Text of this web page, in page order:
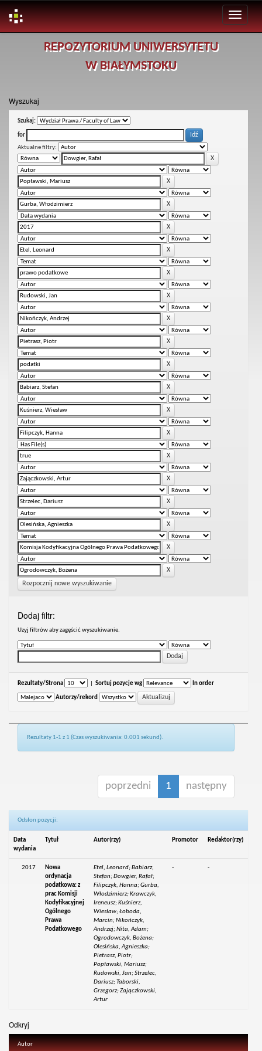
REPOZYTORIUM UNIWERSYTETU
W BIAŁYMSTOKU
Wyszukaj
Szukaj:
for
Aktualne filtry:
Rozpocznij nowe wyszukiwanie
Dodaj filtr:
Uzyj filtrów aby zagęścić wyszukiwanie.
Rezultaty/Strona Sortuj pozycje wg In order
Autorzy/rekord
Rezultaty 1-1 z 1 (Czas wyszukiwania: 0.001 sekund).
poprzedni 1 następny
Odsłon pozycji:
Data
wydania
Tytuł Autor(rzy) Promotor Redaktor(rzy)
2017
Nowa
ordynacja
podatkowa: z
prac Komisji
Kodyfikacyjnej
Ogólnego
Prawa
Podatkowego
Etel, Leonard; Babiarz,
Stefan; Dowgier, Rafał;
Filipczyk, Hanna; Gurba,
Włodzimierz; Krawczyk,
Ireneusz; Kuśnierz,
Wiesław; Łoboda,
Marcin; Nikończyk,
Andrzej; Nita, Adam;
Ogrodowczyk, Bożena;
Olesińska, Agnieszka;
Pietrasz, Piotr;
Popławski, Mariusz;
Rudowski, Jan; Strzelec,
Dariusz; Taborski,
Grzegorz; Zajączkowski,
Artur
- -
Odkryj
Autor